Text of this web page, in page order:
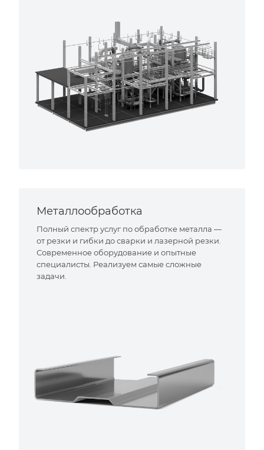
Металлообработка
Полный спектр услуг по обработке металла —
от резки и гибки до сварки и лазерной резки.
Современное оборудование и опытные
специалисты. Реализуем самые сложные
задачи.